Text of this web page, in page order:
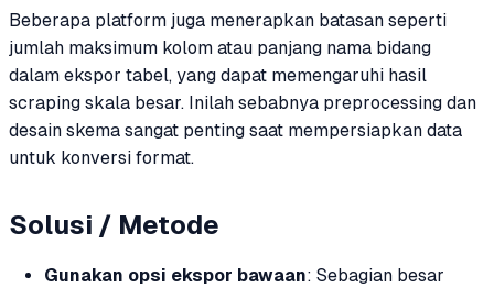
Beberapa platform juga menerapkan batasan seperti
jumlah maksimum kolom atau panjang nama bidang
dalam ekspor tabel, yang dapat memengaruhi hasil
scraping skala besar. Inilah sebabnya preprocessing dan
desain skema sangat penting saat mempersiapkan data
untuk konversi format.
Solusi / Metode
Gunakan opsi ekspor bawaan: Sebagian besar